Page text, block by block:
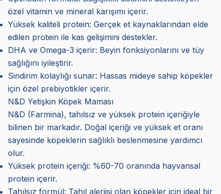
özel vitamin ve mineral karışımı içerir.
Yüksek kaliteli protein: Gerçek et kaynaklarından elde
edilen protein ile kas gelişimini destekler.
DHA ve Omega-3 içerir: Beyin fonksiyonlarını ve tüy
sağlığını iyileştirir.
Sindirim kolaylığı sunar: Hassas mideye sahip köpekler
için özel prebiyotikler içerir.
N&D Yetişkin Köpek Maması
N&D (Farmina), tahılsız ve yüksek protein içeriğiyle
bilinen bir markadır. Doğal içeriği ve yüksek et oranı
sayesinde köpeklerin sağlıklı beslenmesine yardımcı
olur.
Yüksek protein içeriği: %60-70 oranında hayvansal
protein içerir.
Tahılsız formül: Tahıl alerjisi olan köpekler için ideal bir